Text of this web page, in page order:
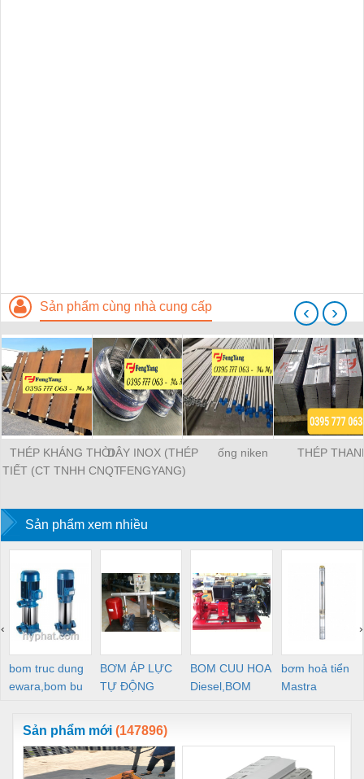
Sản phẩm cùng nhà cung cấp
THÉP KHÁNG THỜI
TIẾT (CT TNHH CNQT
DÂY INOX (THÉP
FENGYANG)
ống niken THÉP
‹ ›
Sản phẩm xem nhiều
bom truc dung
ewara,bom bu
BƠM ÁP LỰC
TỰ ĐỘNG
BOM CUU HOA
Diesel,BOM
bơm hoả tiển
Mastra
‹ ›
Sản phẩm mới (147896)